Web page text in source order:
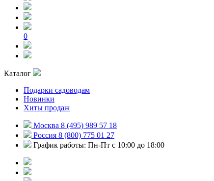
0
Каталог
Подарки садоводам
Новинки
Хиты продаж
Москва 8 (495) 989 57 18
Россия 8 (800) 775 01 27
График работы: Пн-Пт с 10:00 до 18:00